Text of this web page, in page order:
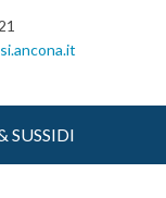
SUSSIDI